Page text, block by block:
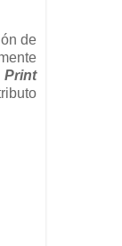
de
Print